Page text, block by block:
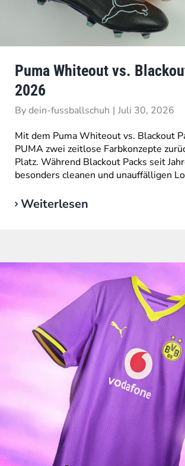
Puma Whiteout vs.
2026
Bydein-fussballschuh | Juli 30, 2026
Mit dem Puma Whiteout vs. Blackout
PUMA zwei zeitlose Farbkonzepte
Platz. Während Blackout Packs seit
besonders cleanen und unauffälligen
Weiterlesen